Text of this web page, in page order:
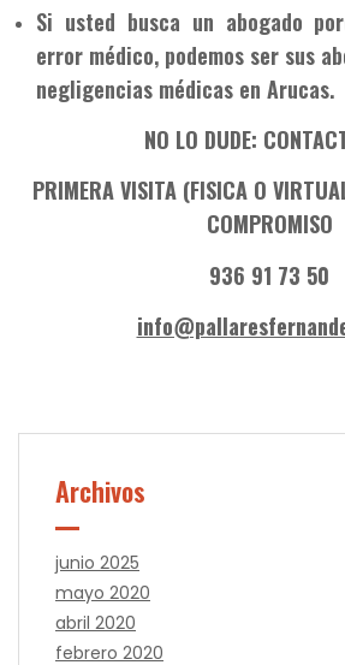
Si usted busca un abogado
error médico, podemos ser sus
negligencias médicas en Arucas.
NO LO DUDE:
PRIMERA VISITA (FISICA O
COMPROMISO
936 91 73 50
Archivos
junio 2025
mayo 2020
abril 2020
febrero 2020